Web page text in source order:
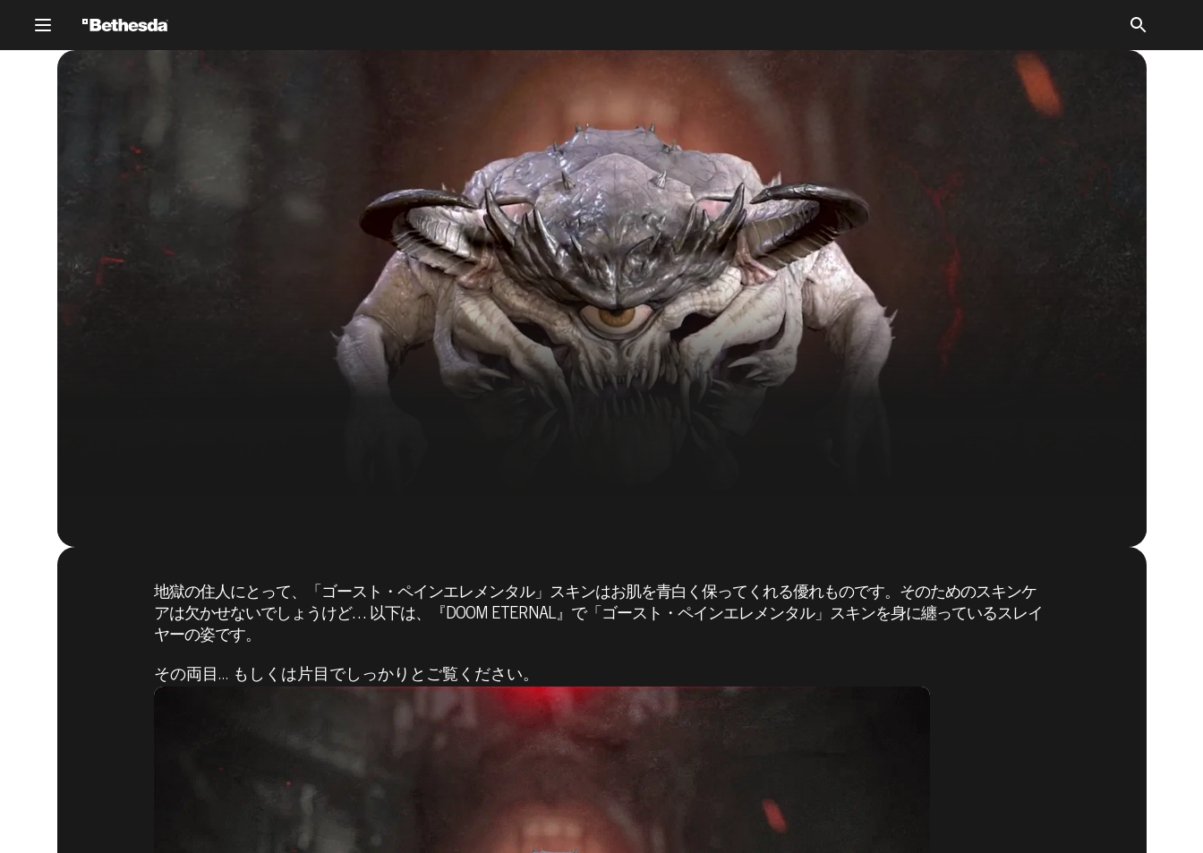
DOOM® Eternal
地獄の住人にとって、「ゴースト・ペインエレメンタル」スキンはお肌を青白く保ってくれる優れものです。そのためのスキンケ
アは欠かせないでしょうけど… 以下は、『DOOM ETERNAL』で「ゴースト・ペインエレメンタル」スキンを身に纏っているスレイ
ヤーの姿です。
その両目… もしくは片目でしっかりとご覧ください。